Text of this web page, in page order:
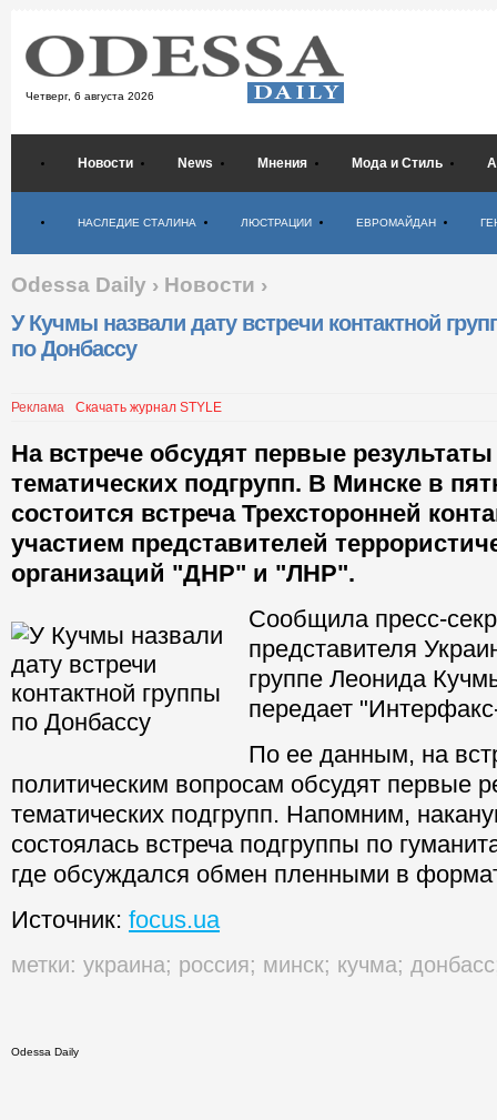
Четверг, 6 августа 2026
Новости News Мнения Мода и Стиль
НАСЛЕДИЕ СТАЛИНА ЛЮСТРАЦИИ ЕВРОМАЙДАН
Odessa Daily › Новости ›
У Кучмы назвали дату встречи контактной
по Донбассу
Реклама Скачать журнал STYLE
На встрече обсудят первые
тематических подгрупп. В Минске в
состоится встреча Трехсторонней
участием представителей
организаций "ДНР" и "ЛНР".
Сообщила пресс-
представителя
группе Леонида
передает
По ее данным, на
политическим вопросам обсудят первые
тематических подгрупп. Напомним,
состоялась встреча подгруппы по
где обсуждался обмен пленными в
Источник: focus.ua
метки: украина; россия; минск; кучма; донбасс
Odessa Daily